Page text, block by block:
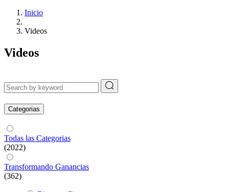
Inicio
Videos
Videos
Categorias
Todas las Categorias
(2022)
Transformando Ganancias
(362)